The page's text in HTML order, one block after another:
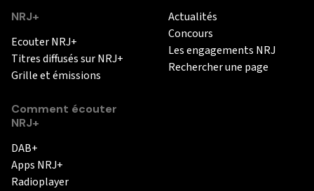
NRJ+
Ecouter NRJ+
Titres diffusés sur NRJ+
Grille et émissions
Comment écouter
NRJ+
DAB+
Apps NRJ+
Radioplayer
Actualités
Concours
Les engagements NRJ
Rechercher une page